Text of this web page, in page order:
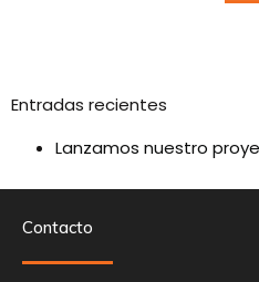
Entradas recientes
Lanzamos nuestro
Contacto